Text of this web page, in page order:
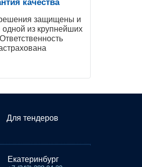
качества
защищены и
из крупнейших
Для тендеров
Екатеринбург